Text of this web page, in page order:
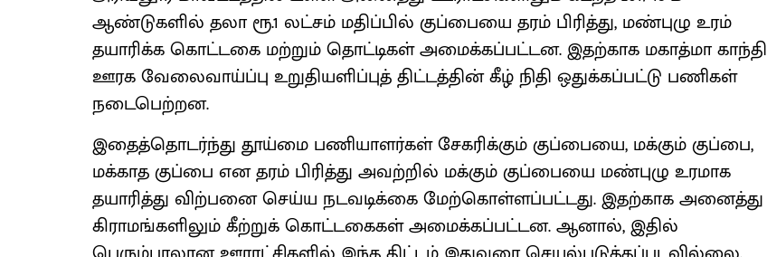
ஆண்டுகளில் தலா ரூ.1 லட்சம் மதிப்பில் குப்பையை தரம் பிரித்து, மண்புழு உரம்
தயாரிக்க கொட்டகை மற்றும் தொட்டிகள் அமைக்கப்பட்டன. இதற்காக மகாத்மா காந்தி
ஊரக வேலைவாய்ப்பு உறுதியளிப்புத் திட்டத்தின் கீழ் நிதி ஒதுக்கப்பட்டு பணிகள்
நடைபெற்றன.
இதைத்தொடர்ந்து தூய்மை பணியாளர்கள் சேகரிக்கும் குப்பையை, மக்கும் குப்பை,
மக்காத குப்பை என தரம் பிரித்து அவற்றில் மக்கும் குப்பையை மண்புழு உரமாக
தயாரித்து விற்பனை செய்ய நடவடிக்கை மேற்கொள்ளப்பட்டது. இதற்காக அனைத்து
கிராமங்களிலும் கீற்றுக் கொட்டகைகள் அமைக்கப்பட்டன. ஆனால், இதில்